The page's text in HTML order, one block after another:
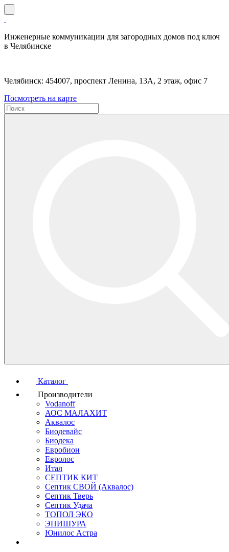
Инженерные коммуникации для загородных домов под ключ
в Челябинске
Челябинск: 454007, проспект Ленина, 13А, 2 этаж, офис 7
Посмотреть на карте
Каталог
Производители
Vodanoff
АОС МАЛАХИТ
Аквалос
Биодевайс
Биодека
Евробион
Евролос
Итал
СЕПТИК КИТ
Септик СВОЙ (Аквалос)
Септик Тверь
Септик Удача
ТОПОЛ ЭКО
ЭПИШУРА
Юнилос Астра